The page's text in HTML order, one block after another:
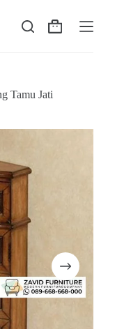
Shopping
Tamu Jati